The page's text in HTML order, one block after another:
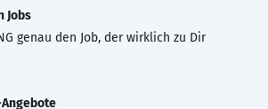
Jobs
genau den Job, der wirklich zu Dir